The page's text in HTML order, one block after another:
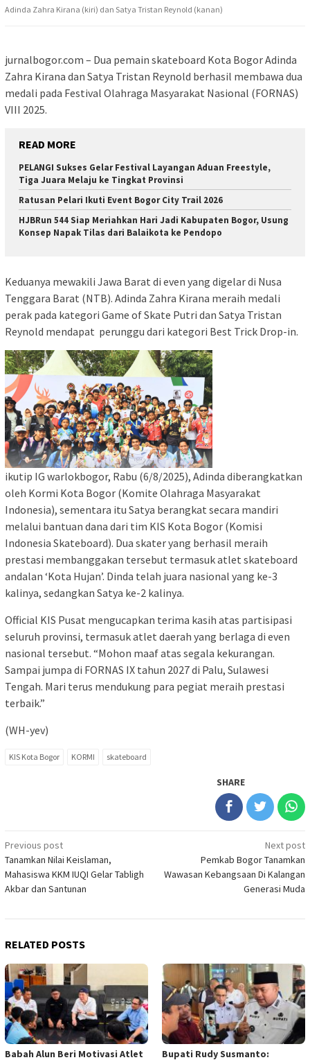
Adinda Zahra Kirana (kiri) dan Satya Tristan Reynold (kanan)
jurnalbogor.com – Dua pemain skateboard Kota Bogor Adinda
Zahra Kirana dan Satya Tristan Reynold berhasil membawa dua
medali pada Festival Olahraga Masyarakat Nasional (FORNAS)
VIII 2025.
READ MORE
PELANGI Sukses Gelar Festival Layangan Aduan Freestyle,
Tiga Juara Melaju ke Tingkat Provinsi
Ratusan Pelari Ikuti Event Bogor City Trail 2026
HJBRun 544 Siap Meriahkan Hari Jadi Kabupaten Bogor, Usung
Konsep Napak Tilas dari Balaikota ke Pendopo
Keduanya mewakili Jawa Barat di even yang digelar di Nusa
Tenggara Barat (NTB). Adinda Zahra Kirana meraih medali
perak pada kategori Game of Skate Putri dan Satya Tristan
Reynold mendapat perunggu dari kategori Best Trick Drop-in.
ikutip IG warlokbogor, Rabu (6/8/2025), Adinda diberangkatkan
oleh Kormi Kota Bogor (Komite Olahraga Masyarakat
Indonesia), sementara itu Satya berangkat secara mandiri
melalui bantuan dana dari tim KIS Kota Bogor (Komisi
Indonesia Skateboard). Dua skater yang berhasil meraih
prestasi membanggakan tersebut termasuk atlet skateboard
andalan ‘Kota Hujan’. Dinda telah juara nasional yang ke-3
kalinya, sedangkan Satya ke-2 kalinya.
Official KIS Pusat mengucapkan terima kasih atas partisipasi
seluruh provinsi, termasuk atlet daerah yang berlaga di even
nasional tersebut. “Mohon maaf atas segala kekurangan.
Sampai jumpa di FORNAS IX tahun 2027 di Palu, Sulawesi
Tengah. Mari terus mendukung para pegiat meraih prestasi
terbaik.”
(WH-yev)
KIS Kota Bogor KORMI skateboard
SHARE
Post
navigation
Previous post
Tanamkan Nilai Keislaman,
Mahasiswa KKM IUQI Gelar Tabligh
Akbar dan Santunan
Next post
Pemkab Bogor Tanamkan
Wawasan Kebangsaan Di Kalangan
Generasi Muda
RELATED POSTS
Babah Alun Beri Motivasi Atlet Bupati Rudy Susmanto: